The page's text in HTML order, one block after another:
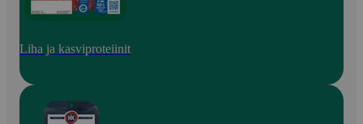
Liha ja kasviproteiinit